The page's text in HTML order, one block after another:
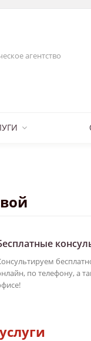
агентство
по телефону, а